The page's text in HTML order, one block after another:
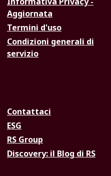
Aggiornata
Termini d'uso
Condizioni generali di
servizio
Contattaci
ESG
RS Group
Discovery: il Blog di RS